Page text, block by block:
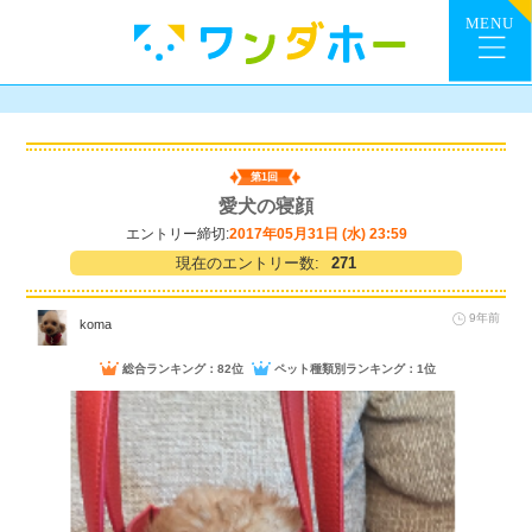
第1回
愛犬の寝顔
エントリー締切:2017年05月31日 (水) 23:59
現在のエントリー数: 271
koma 9年前
総合ランキング：82位 ペット種類別ランキング：1位